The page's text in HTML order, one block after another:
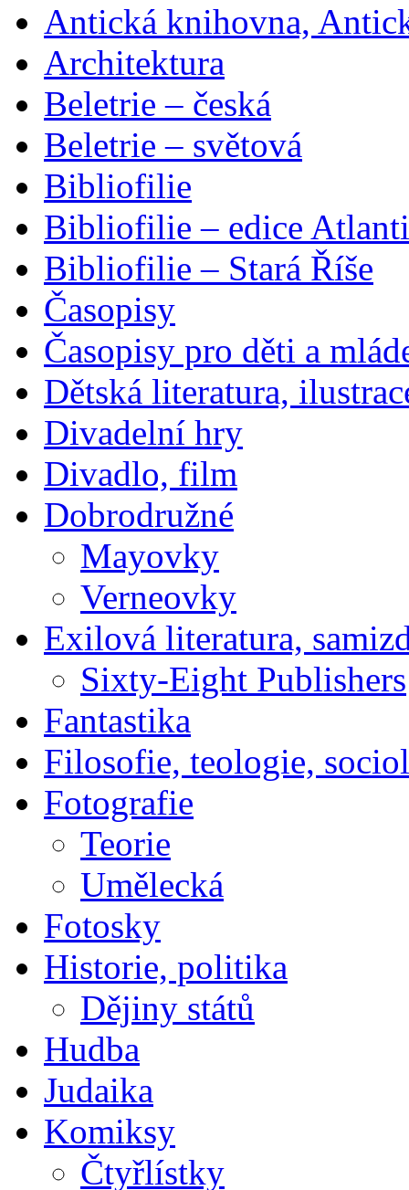
Antická knihovna,
Architektura
Beletrie – česká
Beletrie – světová
Bibliofilie
Bibliofilie – edice
Bibliofilie – Stará Říše
Časopisy
Časopisy pro děti a
Dětská literatura,
Divadelní hry
Divadlo, film
Dobrodružné
Mayovky
Verneovky
Exilová literatura,
Sixty-Eight Publishers
Fantastika
Filosofie, teologie,
Fotografie
Teorie
Umělecká
Fotosky
Historie, politika
Dějiny států
Hudba
Judaika
Komiksy
Čtyřlístky